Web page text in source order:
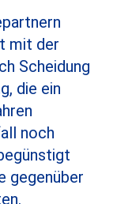
mit der
Scheidung
die ein
noch
gegenüber